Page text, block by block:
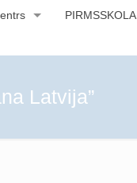
PIRMSSKOLA
Latvija”